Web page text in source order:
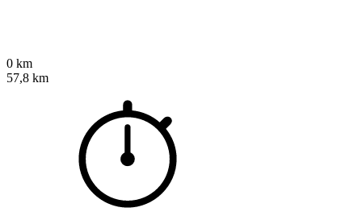
0 km
57,8 km